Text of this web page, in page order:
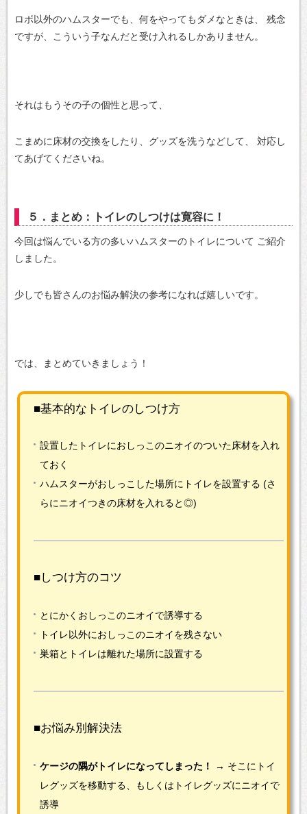
ロボ以外のハムスターでも、何をやってもダメなときは、
残念
ですが、こういう子なんだと受け入れるしかありません。
それはもうその子の個性と思って、
こまめに床材の交換をしたり、グッズを洗うなどして、
対応し
てあげてくださいね。
５．まとめ：トイレのしつけは寛容に！
今回は悩んでいる方の多いハムスターのトイレについて ご紹介
しました。
少しでも皆さんのお悩み解決の参考になれば嬉しいです。
では、まとめていきましょう！
■基本的なトイレのしつけ方
設置したトイレにおしっこのニオイのついた床材を入れ
ておく
ハムスターがおしっこした場所にトイレを設置する (さ
らにニオイつきの床材を入れると◎)
■しつけ方のコツ
とにかくおしっこのニオイで誘導する
トイレ以外におしっこのニオイを残さない
巣箱とトイレは離れた場所に設置する
■お悩み別解決法
ケージの隅がトイレになってしまった！
→ そこにトイ
レグッズを移動する、もしくはトイレグッズにニオイで
誘導